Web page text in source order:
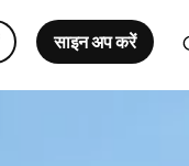
साइन अप करें